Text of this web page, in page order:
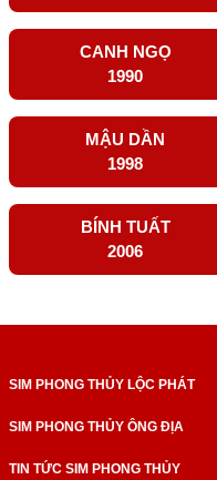
CANH NGỌ
1990
MẬU DẦN
1998
BÍNH TUẤT
2006
SIM PHONG THỦY LỘC PHÁT
SIM PHONG THỦY ÔNG ĐỊA
TIN TỨC SIM PHONG THỦY